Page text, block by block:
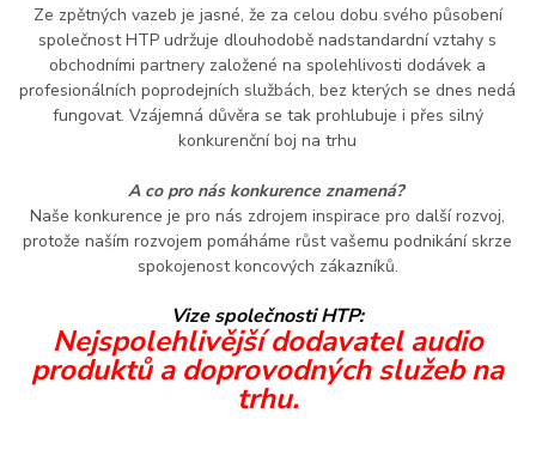
Ze zpětných vazeb je jasné, že za celou dobu svého působení
společnost HTP udržuje dlouhodobě nadstandardní vztahy s
obchodními partnery založené na spolehlivosti dodávek a
profesionálních poprodejních službách, bez kterých se dnes nedá
fungovat. Vzájemná důvěra se tak prohlubuje i přes silný
konkurenční boj na trhu
A co pro nás konkurence znamená?
Naše konkurence je pro nás zdrojem inspirace pro další rozvoj,
protože naším rozvojem pomáháme růst vašemu podnikání skrze
spokojenost koncových zákazníků.
Vize společnosti HTP:
Nejspolehlivější dodavatel audio
produktů a doprovodných služeb na
trhu.